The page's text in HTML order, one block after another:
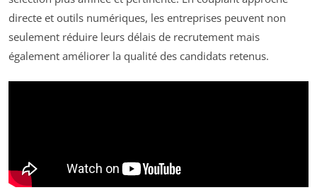
directe et outils numériques, les entreprises peuvent non
seulement réduire leurs délais de recrutement mais
également améliorer la qualité des candidats retenus.